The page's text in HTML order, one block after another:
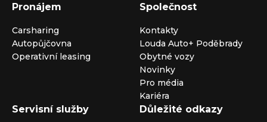
Pronájem
Carsharing
Autopůjčovna
Operativní leasing
Společnost
Kontakty
Louda Auto+ Poděbrady
Obytné vozy
Novinky
Pro média
Kariéra
Servisní služby Důležité odkazy